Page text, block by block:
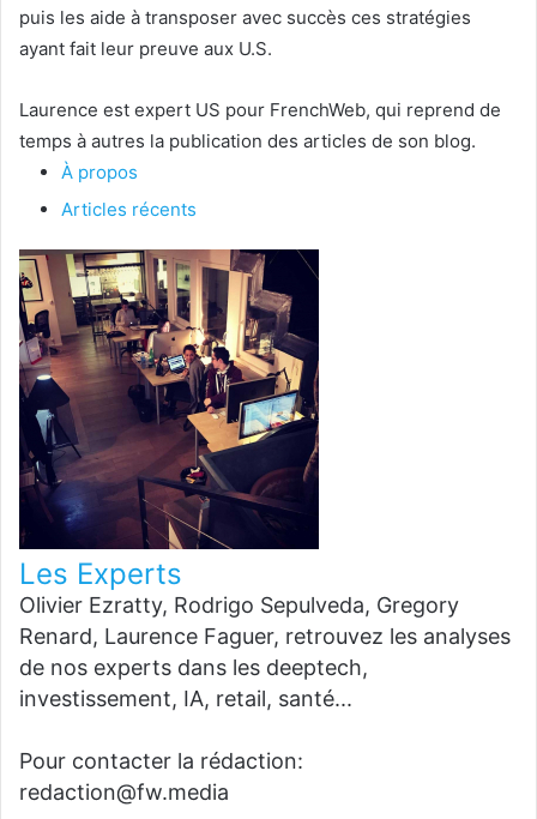
puis les aide à transposer avec succès ces stratégies
ayant fait leur preuve aux U.S.
Laurence est expert US pour FrenchWeb, qui reprend de
temps à autres la publication des articles de son blog.
À propos
Articles récents
Les Experts
Olivier Ezratty, Rodrigo Sepulveda, Gregory
Renard, Laurence Faguer, retrouvez les analyses
de nos experts dans les deeptech,
investissement, IA, retail, santé...
Pour contacter la rédaction:
redaction@fw.media